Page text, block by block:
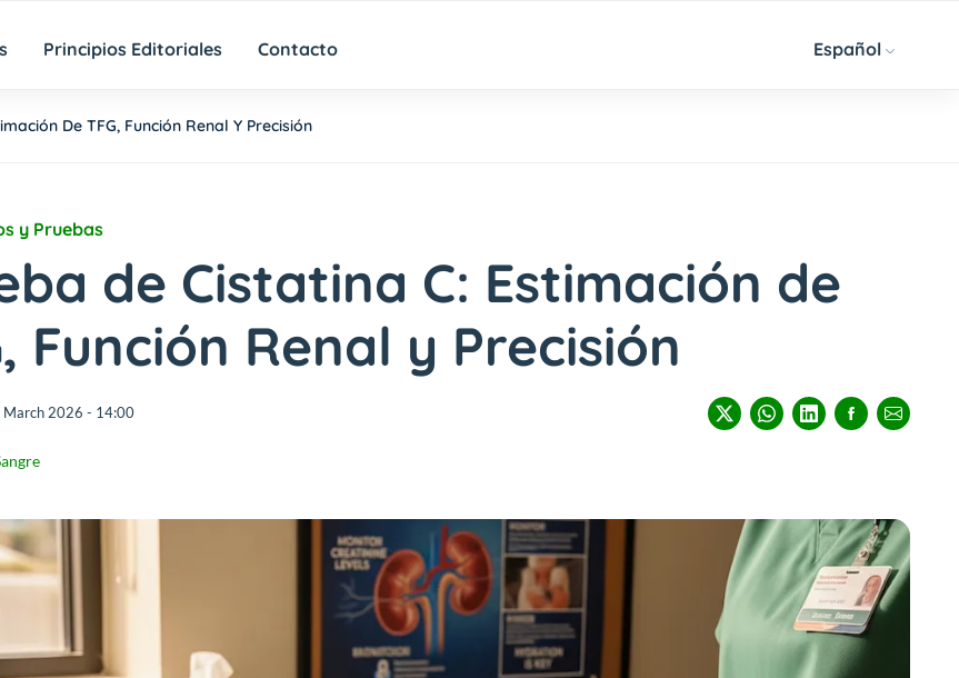
Principios Editoriales Contacto Español
De TFG, Función Renal Y Precisión
y Pruebas
de Cistatina C: Estimación de
Función Renal y Precisión
March 2026 - 14:00